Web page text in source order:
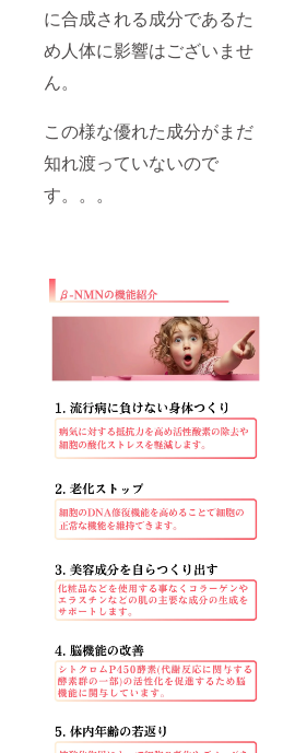
に合成される成分であるた
め人体に影響はございませ
ん。
この様な優れた成分がまだ
知れ渡っていないので
す。。。